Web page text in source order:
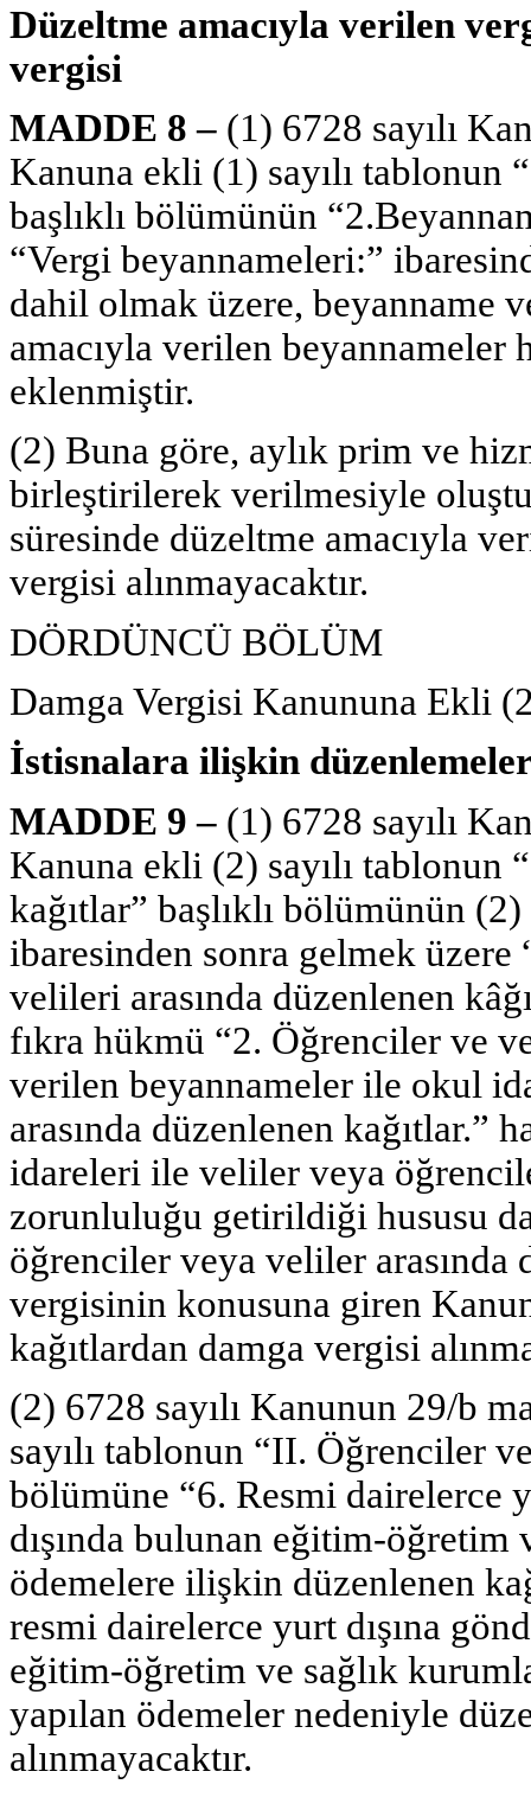
Düzeltme amacıyla verilen
vergisi
MADDE 8 – (1) 6728 sayılı
Kanuna ekli (1) sayılı tablonun
başlıklı bölümünün
“Vergi beyannameleri:”
dahil olmak üzere, beyanname
amacıyla verilen
eklenmiştir.
(2) Buna göre, aylık prim ve
birleştirilerek verilmesiyle
süresinde düzeltme amacıyla
vergisi alınmayacaktır.
DÖRDÜNCÜ BÖLÜM
Damga Vergisi Kanununa Ekli
İstisnalara ilişkin
MADDE 9 – (1) 6728 sayılı
Kanuna ekli (2) sayılı
kağıtlar” başlıklı bölümünün
ibaresinden sonra gelmek
velileri arasında düzenlenen
fıkra hükmü “2. Öğrenciler ve
verilen beyannameler ile okul
arasında düzenlenen kağıtlar.”
idareleri ile veliler veya
zorunluluğu getirildiği hususu
öğrenciler veya veliler arasında
vergisinin konusuna giren
kağıtlardan damga vergisi
(2) 6728 sayılı Kanunun 29/b
sayılı tablonun “II. Öğrenciler
bölümüne “6. Resmi dairelerce
dışında bulunan eğitim-öğretim
ödemelere ilişkin düzenlenen
resmi dairelerce yurt dışına
eğitim-öğretim ve sağlık
yapılan ödemeler nedeniyle
alınmayacaktır.